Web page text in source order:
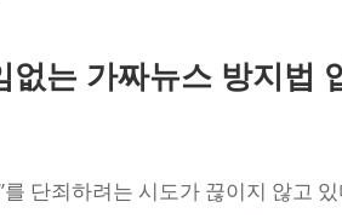
없는 가짜뉴스 방지법
단죄하려는 시도가 끊이지 않고 있